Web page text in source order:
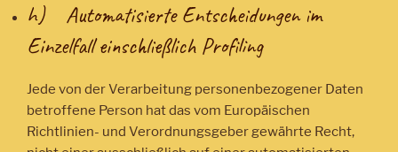
h) Automatisierte Entscheidungen im
Einzelfall einschließlich Profiling
Jede von der Verarbeitung personenbezogener Daten
betroffene Person hat das vom Europäischen
Richtlinien- und Verordnungsgeber gewährte Recht,